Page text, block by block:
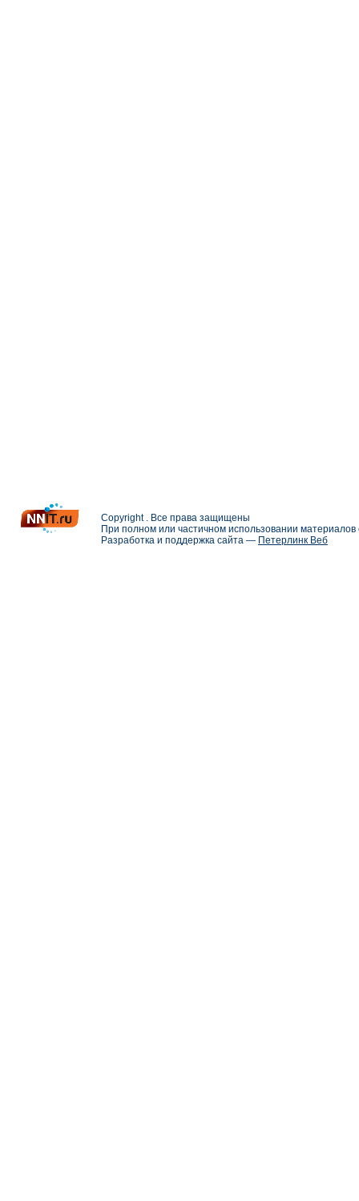
Copyright . Все права защищены
При полном или частичном использовании
Разработка и поддержка сайта — Петерлинк Веб